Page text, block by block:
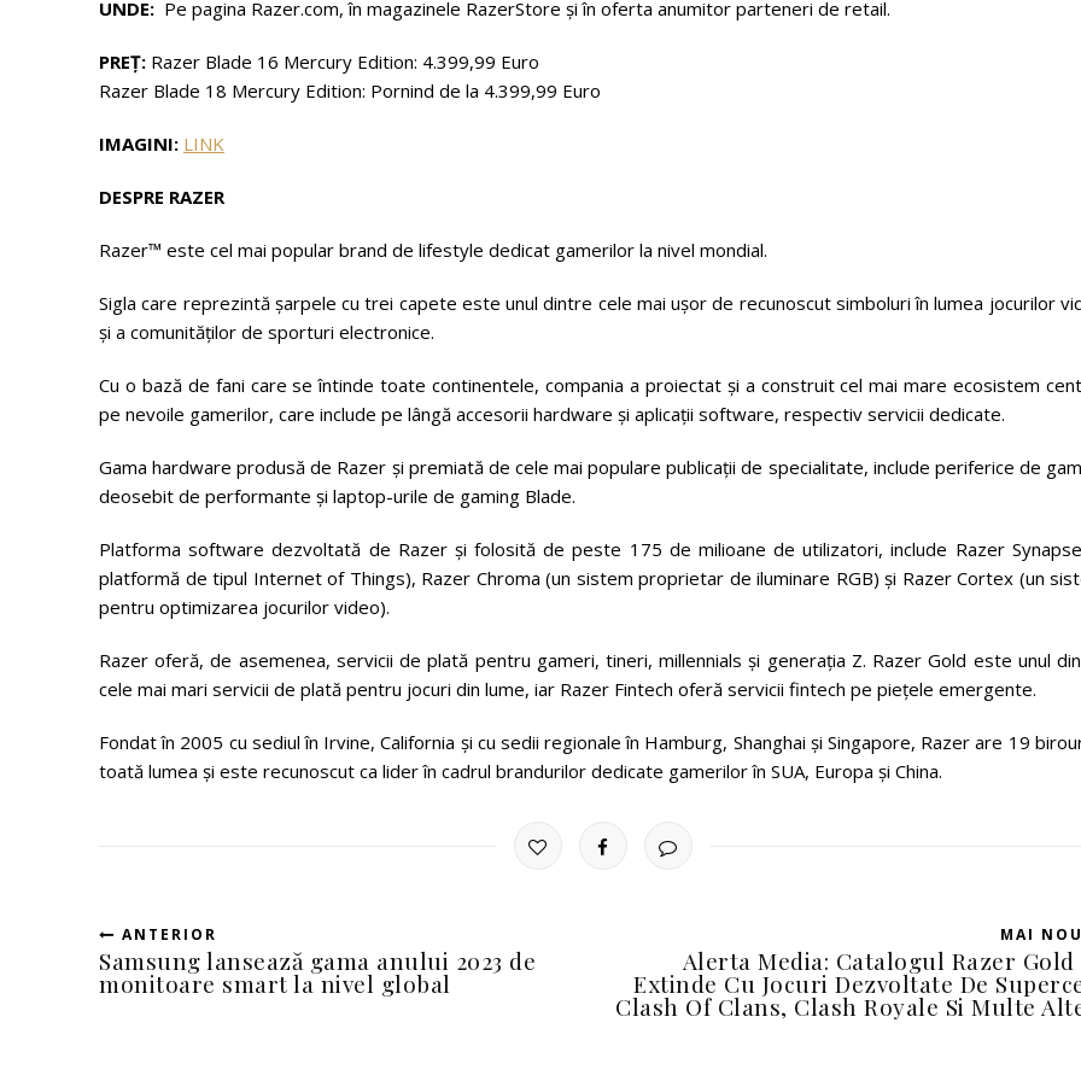
UNDE: Pe pagina Razer.com, în magazinele RazerStore și în oferta anumitor parteneri de retail.
PREȚ: Razer Blade 16 Mercury Edition: 4.399,99 Euro
Razer Blade 18 Mercury Edition: Pornind de la 4.399,99 Euro
IMAGINI: LINK
DESPRE RAZER
Razer™ este cel mai popular brand de lifestyle dedicat gamerilor la nivel mondial.
Sigla care reprezintă șarpele cu trei capete este unul dintre cele mai ușor de recunoscut simboluri în lumea jocurilor
și a comunităților de sporturi electronice.
Cu o bază de fani care se întinde toate continentele, compania a proiectat și a construit cel mai mare ecosistem
pe nevoile gamerilor, care include pe lângă accesorii hardware și aplicații software, respectiv servicii dedicate.
Gama hardware produsă de Razer și premiată de cele mai populare publicații de specialitate, include periferice de
deosebit de performante și laptop-urile de gaming Blade.
Platforma software dezvoltată de Razer și folosită de peste 175 de milioane de utilizatori, include Razer
platformă de tipul Internet of Things), Razer Chroma (un sistem proprietar de iluminare RGB) și Razer Cortex (un
pentru optimizarea jocurilor video).
Razer oferă, de asemenea, servicii de plată pentru gameri, tineri, millennials și generația Z. Razer Gold este unul
cele mai mari servicii de plată pentru jocuri din lume, iar Razer Fintech oferă servicii fintech pe piețele emergente.
Fondat în 2005 cu sediul în Irvine, California și cu sedii regionale în Hamburg, Shanghai și Singapore, Razer are 19
toată lumea și este recunoscut ca lider în cadrul brandurilor dedicate gamerilor în SUA, Europa și China.
ANTERIOR
Samsung lansează gama anului 2023 de
monitoare smart la nivel global
MAI NOU
Alerta Media: Catalogul Razer Gold
Extinde Cu Jocuri Dezvoltate De
Clash Of Clans, Clash Royale Si Multe